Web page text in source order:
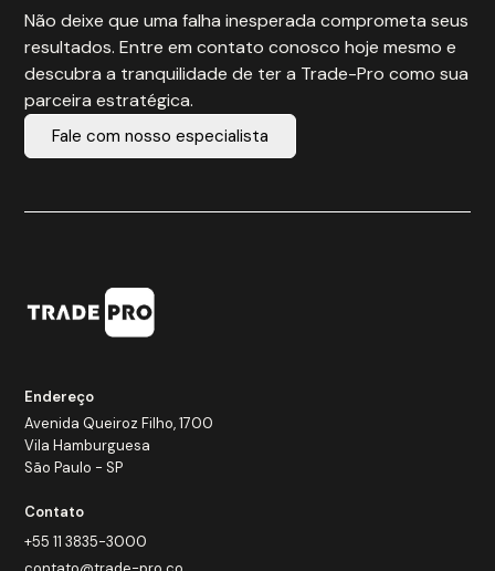
Não deixe que uma falha inesperada comprometa seus
resultados. Entre em contato conosco hoje mesmo e
descubra a tranquilidade de ter a Trade-Pro como sua
parceira estratégica.
Fale com nosso especialista
Endereço
Avenida Queiroz Filho, 1700
Vila Hamburguesa
São Paulo - SP
Contato
+55 11 3835-3000